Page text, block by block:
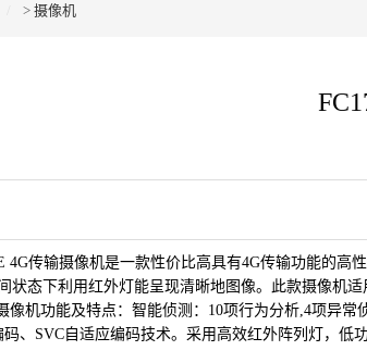
> 摄像机
4G传输摄像机是一款性价比高具有4G传输功能的高性
状态下利用红外灯能呈现清晰地图像。此款摄像机适
像机功能及特点： 智能侦测：10项行为分析,4项异常
、SVC自适应编码技术。 采用高效红外阵列灯，低